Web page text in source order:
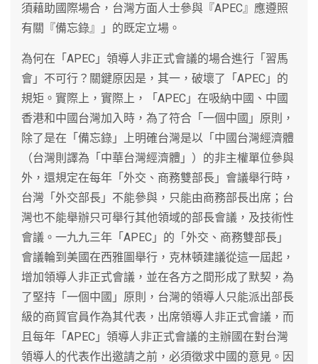
須藉助國際場合，台灣方面人士參與『APEC』應遵照
有關『備忘錄』」的既定立場。
為何在「APEC」領導人非正式會議的場合進行「習馬
會」不可行？關鍵原因是，其一，破壞了「APEC」的
規矩。實際上，實際上，「APEC」在吸納中國、中國
香港和中國台灣加入時，為了符合「一個中國」原則，
除了是在「備忘錄」上明確台灣是以「中國台灣經濟體
（台灣則譯為「中華台灣經濟體」）的非主權單位參與
外，還規定在每年「外交、商務雙部長」會議舉行時，
台灣「外交部長」不能參與，只能由商務部長出席；台
灣也不能舉辦只可舉行其他領域的部長會議，及技術性
會議。一九九三年「APEC」的「外交、商務雙部長」
會議輪到美國在西雅圖舉行，克林頓建議從這一屆起，
增加領導人非正式會議，並在各方之間形成了默契，為
了堅持「一個中國」原則，台灣的領導人只能派出部長
級的商貿官員作為其代表，出席領導人非正式會議，而
且每年「APEC」領導人非正式會議的主辦國在對台灣
領導人的代表作出邀請之前，必須徵求中國的意見。因